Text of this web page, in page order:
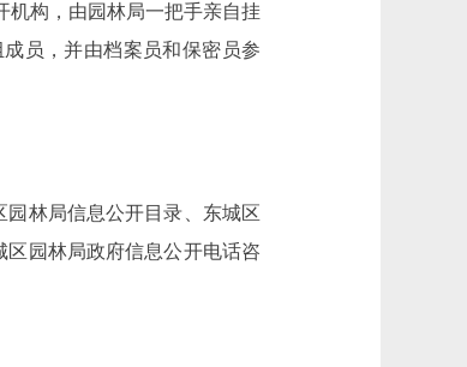
机构，由园林局一把手亲自挂
员，并由档案员和保密员参
林局信息公开目录、东城区
园林局政府信息公开电话咨